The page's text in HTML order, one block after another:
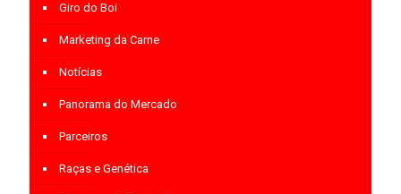
Giro do Boi
Marketing da Carne
Notícias
Panorama do Mercado
Parceiros
Raças e Genética